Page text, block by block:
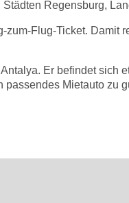
Regensburg,
Flug-Ticket.
Er befindet sich
Mietauto